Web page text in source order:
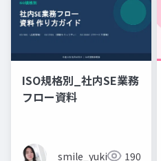
ISO規格別_社内SE業務
フロー資料
smile_yukiko_it190